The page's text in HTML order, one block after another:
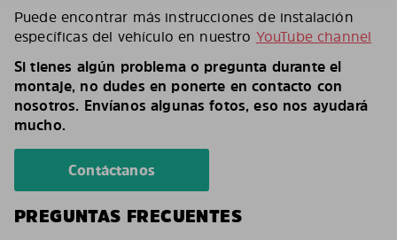
Puede encontrar más instrucciones de instalación
específicas del vehículo en nuestro YouTube channel
Si tienes algún problema o pregunta durante el
montaje, no dudes en ponerte en contacto con
nosotros. Envíanos algunas fotos, eso nos ayudará
mucho.
Contáctanos
PREGUNTAS FRECUENTES